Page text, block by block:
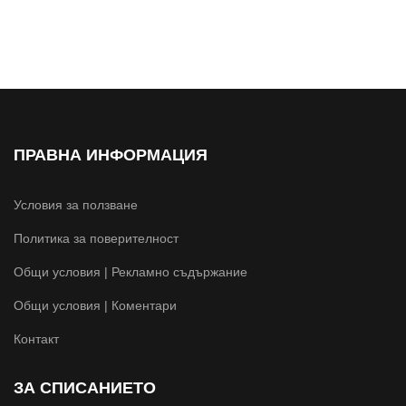
ПРАВНА ИНФОРМАЦИЯ
Условия за ползване
Политика за поверителност
Общи условия | Рекламно съдържание
Общи условия | Коментари
Контакт
ЗА СПИСАНИЕТО